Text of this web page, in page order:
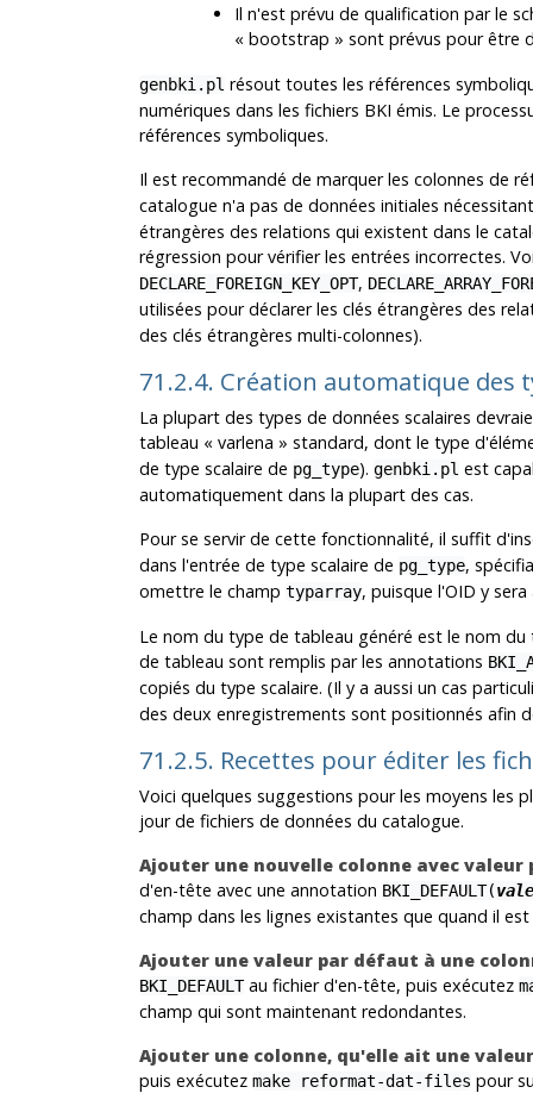
Il n'est prévu de qualification par le
« bootstrap » sont prévus pour être
genbki.pl résout toutes les références
numériques dans les fichiers BKI émis. Le
références symboliques.
Il est recommandé de marquer les colonnes de
catalogue n'a pas de données initiales
étrangères des relations qui existent dans le
régression pour vérifier les entrées incorrectes.
DECLARE_FOREIGN_KEY_OPT,
utilisées pour déclarer les clés étrangères des
des clés étrangères multi-colonnes).
71.2.4. Création automatique des
La plupart des types de données scalaires
tableau « varlena » standard, dont le type
de type scalaire de pg_type). genbki.pl est
automatiquement dans la plupart des cas.
Pour se servir de cette fonctionnalité, il suffit
dans l'entrée de type scalaire de pg_type,
omettre le champ typarray, puisque l'OID y
Le nom du type de tableau généré est le nom
de tableau sont remplis par les annotations
copiés du type scalaire. (Il y a aussi un cas
des deux enregistrements sont positionnés afin
71.2.5. Recettes pour éditer les
Voici quelques suggestions pour les moyens les
jour de fichiers de données du catalogue.
Ajouter une nouvelle colonne avec
d'en-tête avec une annotation BKI_DEFAULT(
champ dans les lignes existantes que quand il
Ajouter une valeur par défaut à une
BKI_DEFAULTau fichier d'en-tête, puis exécutez
champ qui sont maintenant redondantes.
Ajouter une colonne, qu'elle ait une
puis exécutez make reformat-dat-files pour